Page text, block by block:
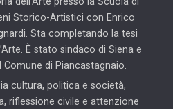
Storico-Artistici con Enrico
Sta completando la tesi
È stato sindaco di Siena e
di Piancastagnaio.
cultura, politica e società,
riflessione civile e attenzione